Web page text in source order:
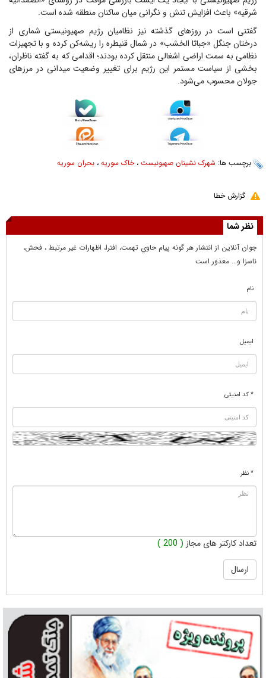
شرقیه» باعث افزایش تنش و نگرانی میان ساکنان منطقه شده است.
گفتنی است در روزهای گذشته نیز نظامیان رژیم صهیونیستی شماری از
درختان جنگل «جباثا الخشب» در شمال قنیطره را ریشه‌کن کرده و با تجهیزات
نظامی به سمت اراضی اشغالی منتقل کرده بودند؛ اقدامی که به گفته ناظران،
بخشی از سیاست مستمر این رژیم برای تغییر وضعیت میدانی در مرزهای
جولان محسوب می‌شود.
برچسب ها: شهرک نشینان صهیونیست ،خاک سوریه ، بحران سوریه
گزارش خطا
نظر شما
جوان آنلاين از انتشار هر گونه پيام حاوي تهمت، افترا، اظهارات غير مرتبط ، فحش،
ناسزا و... معذور است
نام
ایمیل
* کد امنیتی
* نظر
تعداد کارکتر های مجاز ( 200 )